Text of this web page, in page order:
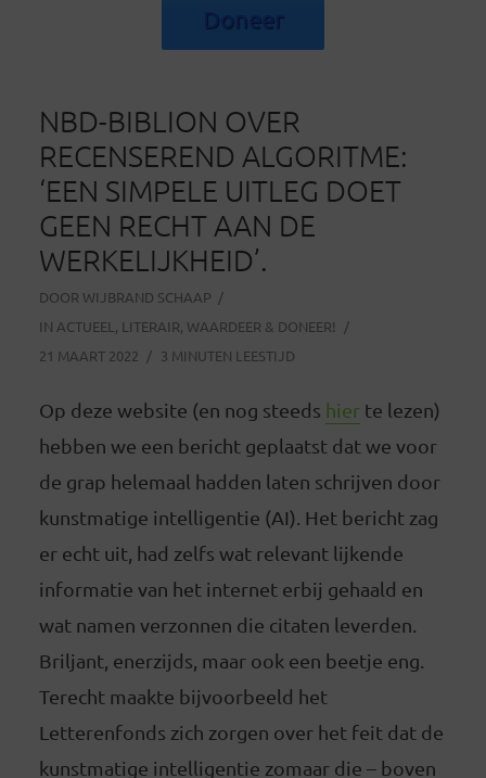
Doneer
NBD-BIBLION OVER
RECENSEREND ALGORITME:
‘EEN SIMPELE UITLEG DOET
GEEN RECHT AAN DE
WERKELIJKHEID’.
DOOR WIJBRAND SCHAAP
IN ACTUEEL , LITERAIR, WAARDEER & DONEER!
21 MAART 2022
3 MINUTEN LEESTIJD
Op deze website (en nog steeds hierte lezen)
hebben we een bericht geplaatst dat we voor
de grap helemaal hadden laten schrijven door
kunstmatige intelligentie (AI). Het bericht zag
er echt uit, had zelfs wat relevant lijkende
informatie van het internet erbij gehaald en
wat namen verzonnen die citaten leverden.
Briljant, enerzijds, maar ook een beetje eng.
Terecht maakte bijvoorbeeld het
Letterenfonds zich zorgen over het feit dat de
kunstmatige intelligentie zomaar die – boven